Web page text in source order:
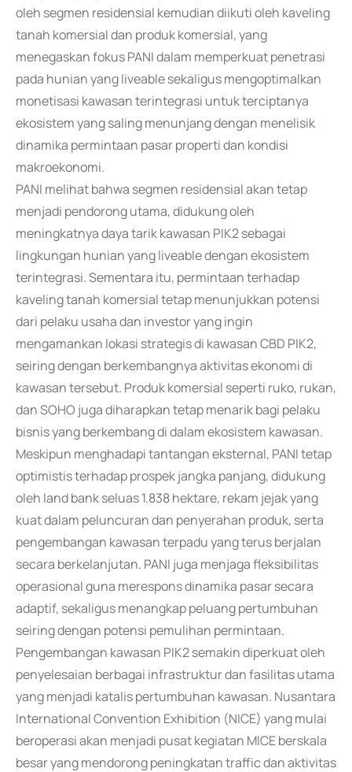
oleh segmen residensial kemudian diikuti oleh kaveling
tanah komersial dan produk komersial, yang
menegaskan fokus PANI dalam memperkuat penetrasi
pada hunian yang liveable sekaligus mengoptimalkan
monetisasi kawasan terintegrasi untuk terciptanya
ekosistem yang saling menunjang dengan menelisik
dinamika permintaan pasar properti dan kondisi
makroekonomi.
PANI melihat bahwa segmen residensial akan tetap
menjadi pendorong utama, didukung oleh
meningkatnya daya tarik kawasan PIK2 sebagai
lingkungan hunian yang liveable dengan ekosistem
terintegrasi. Sementara itu, permintaan terhadap
kaveling tanah komersial tetap menunjukkan potensi
dari pelaku usaha dan investor yang ingin
mengamankan lokasi strategis di kawasan CBD PIK2,
seiring dengan berkembangnya aktivitas ekonomi di
kawasan tersebut. Produk komersial seperti ruko, rukan,
dan SOHO juga diharapkan tetap menarik bagi pelaku
bisnis yang berkembang di dalam ekosistem kawasan.
Meskipun menghadapi tantangan eksternal, PANI tetap
optimistis terhadap prospek jangka panjang, didukung
oleh land bank seluas 1.838 hektare, rekam jejak yang
kuat dalam peluncuran dan penyerahan produk, serta
pengembangan kawasan terpadu yang terus berjalan
secara berkelanjutan. PANI juga menjaga fleksibilitas
operasional guna merespons dinamika pasar secara
adaptif, sekaligus menangkap peluang pertumbuhan
seiring dengan potensi pemulihan permintaan.
Pengembangan kawasan PIK2 semakin diperkuat oleh
penyelesaian berbagai infrastruktur dan fasilitas utama
yang menjadi katalis pertumbuhan kawasan. Nusantara
International Convention Exhibition (NICE) yang mulai
beroperasi akan menjadi pusat kegiatan MICE berskala
besar yang mendorong peningkatan traffic dan aktivitas